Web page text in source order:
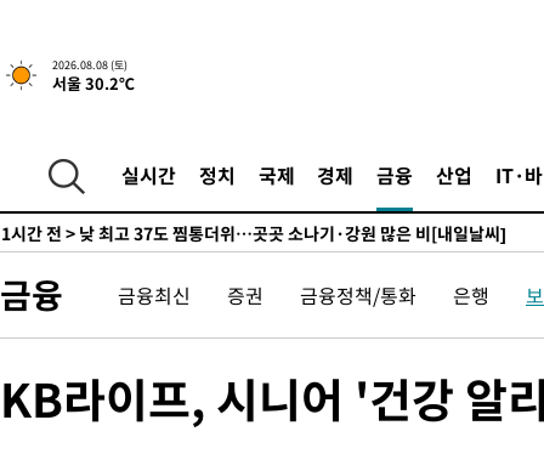
2026.08.08 (토)
서울 30.2℃
실시간 정치 국제 경제 금융 산업 IT·
↓-5182초 전 >[속보]이 대통령 "부동산 공급 기존 사고방식 매달리지 말고 과
실천"
-4267초 전 >이란, "오만과 '중앙 단일 루트' 합의…북쪽 인바운드·남쪽 아
1시간 전 >[속보]이 대통령, '호우피해' 안동·의성 관할 4개 면 특별재난지역
[단독]중수청 지원 검사들, 정원 초과 시 낮은 계급 임용…희망지
수도
1시간 전 > 낮 최고 37도 찜통더위…곳곳 소나기·강원 많은 비[내일날씨]
3시간 전 >
여자배구 이재영·이다영 자매, 아제르바이잔 투란VC 입단
3시간 전 >외국인 심판 성 접대 7경기 들여다보니…한국 축구 '5승 2무'
3시간 전 >[속보]코스피, 6200선 약보합…0.60% 내린 6258.77에 마쳐
금융 금융최신 증권 금융정책/통화 은행
KB라이프, 시니어 '건강 알